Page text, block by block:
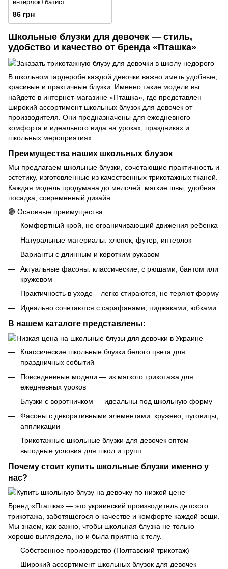
интерлок+батист
86 грн
Школьные блузки для девочек — стиль,
удобство и качество от бренда «Пташка»
В школьном гардеробе каждой девочки важно иметь удобные,
красивые и практичные блузки. Именно такие модели вы
найдете в интернет-магазине «Пташка», где представлен
широкий ассортимент школьных блузок для девочек от
производителя. Они предназначены для ежедневного
комфорта и идеального вида на уроках, праздниках и
школьных мероприятиях.
Преимущества наших школьных блузок
Мы предлагаем школьные блузки, сочетающие практичность и
эстетику, изготовленные из качественных трикотажных тканей.
Каждая модель продумана до мелочей: мягкие швы, удобная
посадка, современный дизайн.
🟣 Основные преимущества:
Комфортный крой, не ограничивающий движения ребенка
Натуральные материалы: хлопок, футер, интерлок
Варианты с длинным и коротким рукавом
Актуальные фасоны: классические, с рюшами, бантом или
кружевом
Практичность в уходе – легко стираются, не теряют форму
Идеально сочетаются с сарафанами, пиджаками, юбками
В нашем каталоге представлены:
Классические школьные блузки белого цвета для
праздничных событий
Повседневные модели — из мягкого трикотажа для
ежедневных уроков
Блузки с воротничком — идеальны под школьную форму
Фасоны с декоративными элементами: кружево, пуговицы,
аппликации
Трикотажные школьные блузки для девочек оптом —
выгодные условия для школ и групп.
Почему стоит купить школьные блузки именно у
нас?
Бренд «Пташка» — это украинский производитель детского
трикотажа , заботящегося о качестве и комфорте каждой вещи.
Мы знаем, как важно, чтобы школьная блузка не только
хорошо выглядела, но и была приятна к телу.
Собственное производство (Полтавский трикотаж)
Широкий ассортимент школьных блузок для девочек